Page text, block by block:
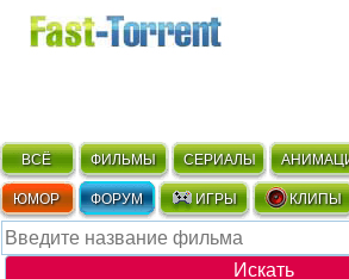
ВСЁ ФИЛЬМЫ СЕРИАЛЫ
ЮМОР ФОРУМ ИГРЫ КЛИПЫ